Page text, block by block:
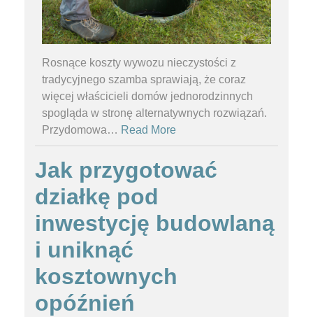
Rosnące koszty wywozu nieczystości z
tradycyjnego szamba sprawiają, że coraz
więcej właścicieli domów jednorodzinnych
spogląda w stronę alternatywnych rozwiązań.
Przydomowa… Read More
Jak przygotować
działkę pod
inwestycję budowlaną
i uniknąć
kosztownych
opóźnień